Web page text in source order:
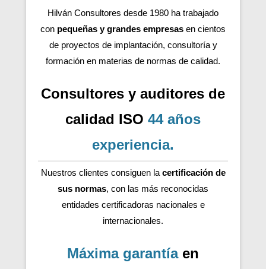
Hilván Consultores desde 1980 ha trabajado
con pequeñas y grandes empresas en cientos
de proyectos de implantación, consultoría y
formación en materias de normas de calidad.
Consultores y auditores de
calidad ISO 44 años
experiencia.
Nuestros clientes consiguen la certificación de
sus normas, con las más reconocidas
entidades certificadoras nacionales e
internacionales.
Máxima garantíaen